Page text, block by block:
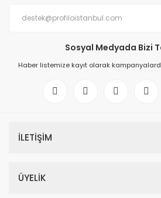
Sosyal Medyada Bizi
Haber listemize kayıt olarak
İLETİŞİM
ÜYELİK